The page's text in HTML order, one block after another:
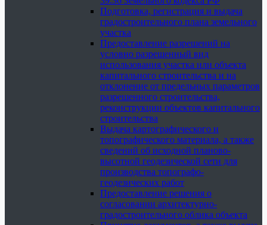
Подготовка, регистрация и выдача
градостроительного плана земельного
участка
Предоставление разрешений на
условно разрешенный вид
использования участка или объекта
капитального строительства и на
отклонение от предельных параметров
разрешенного строительства,
реконструкции объектов капитального
строительства
Выдача картографического и
топографического материала, а также
сведений об исходной планово-
высотной геодезической сети для
производства топографо-
геодезических работ
Предоставление решения о
согласовании архитектурно-
градостроительного облика объекта